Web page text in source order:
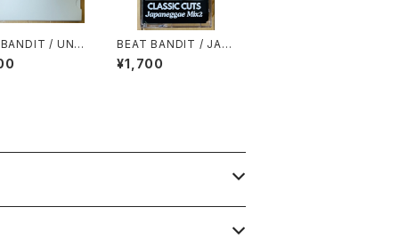
/ UND
BEATS
OF C
BEAT BANDIT / JAP
ANEGGAE MIX 2(CL
ASSIC CUTS)
¥1,700